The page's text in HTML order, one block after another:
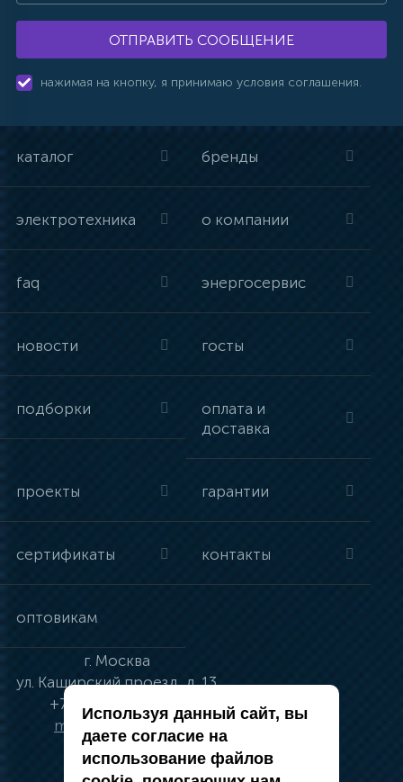
ОТПРАВИТЬ СООБЩЕНИЕ
нажимая на кнопку, я принимаю условия соглашения.
каталог бренды
электротехника о компании
faq энергосервис
новости госты
подборки
оплата и
доставка
проекты гарантии
сертификаты контакты
оптовикам
г. Москва
ул. Каширский проезд, д. 13
+7 (495) 134-41-83
moskva@vincci.ru
Используя данный сайт, вы
даете согласие на
использование файлов